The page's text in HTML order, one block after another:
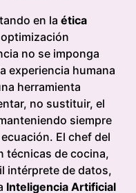
en la ética
no se imponga
experiencia humana
herramienta
no sustituir, el
siempre
El chef del
técnicas de cocina,
intérprete de datos,
Inteligencia Artificial